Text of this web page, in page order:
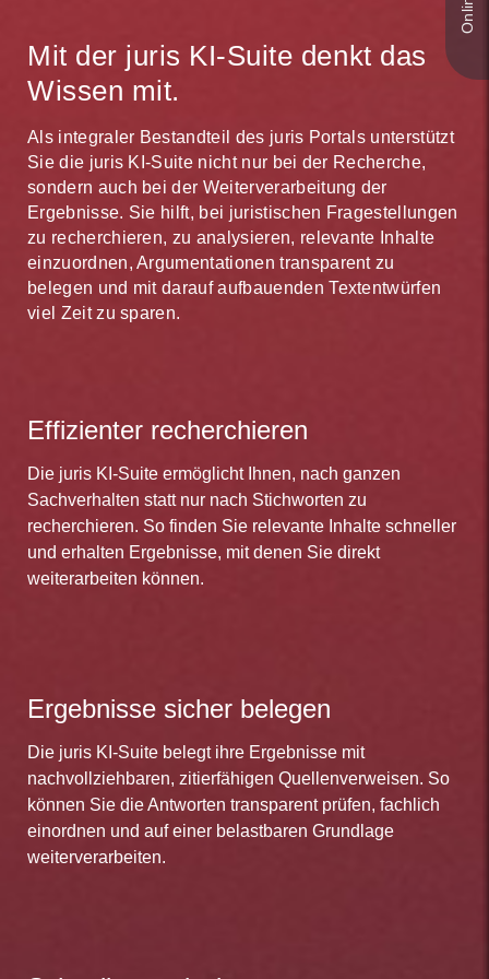
Mit der juris KI-Suite denkt das
Wissen mit.
Als integraler Bestandteil des juris Portals unterstützt
Sie die juris KI-Suite nicht nur bei der Recherche,
sondern auch bei der Weiterverarbeitung der
Ergebnisse. Sie hilft, bei juristischen Fragestellungen
zu recherchieren, zu analysieren, relevante Inhalte
einzuordnen, Argumentationen transparent zu
belegen und mit darauf aufbauenden Textentwürfen
viel Zeit zu sparen.
Effizienter recherchieren
Die juris KI-Suite ermöglicht Ihnen, nach ganzen
Sachverhalten statt nur nach Stichworten zu
recherchieren. So finden Sie relevante Inhalte schneller
und erhalten Ergebnisse, mit denen Sie direkt
weiterarbeiten können.
Ergebnisse sicher belegen
Die juris KI-Suite belegt ihre Ergebnisse mit
nachvollziehbaren, zitierfähigen Quellenverweisen. So
können Sie die Antworten transparent prüfen, fachlich
einordnen und auf einer belastbaren Grundlage
weiterverarbeiten.